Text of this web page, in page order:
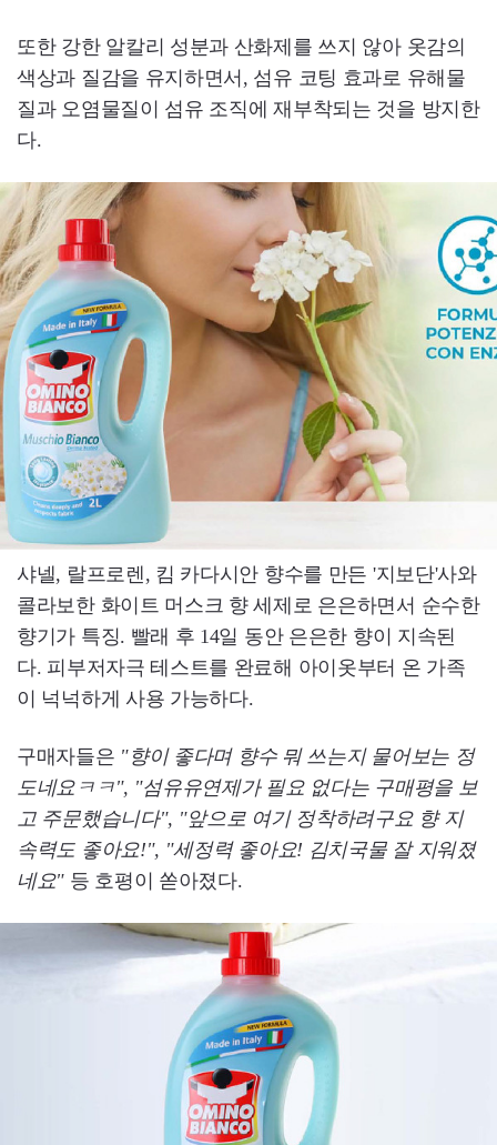
또한 강한 알칼리 성분과 산화제를 쓰지 않아 옷감의
색상과 질감을 유지하면서, 섬유 코팅 효과로 유해물
질과 오염물질이 섬유 조직에 재부착되는 것을 방지한
다.
샤넬, 랄프로렌, 킴 카다시안 향수를 만든 '지보단'사와
콜라보한 화이트 머스크 향 세제로 은은하면서 순수한
향기가 특징. 빨래 후 14일 동안 은은한 향이 지속된
다. 피부저자극 테스트를 완료해 아이옷부터 온 가족
이 넉넉하게 사용 가능하다.
구매자들은 "향이 좋다며 향수 뭐 쓰는지 물어보는 정
도네요ㅋㅋ", "섬유유연제가 필요 없다는 구매평을 보
고 주문했습니다", "앞으로 여기 정착하려구요 향 지
속력도 좋아요!", "세정력 좋아요! 김치국물 잘 지워졌
네요" 등 호평이 쏟아졌다.